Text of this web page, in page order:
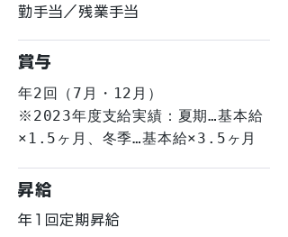
勤手当／残業手当
賞与
年2回（7月・12月）
※2023年度支給実績：夏期…基本給
×1.5ヶ月、冬季…基本給×3.5ヶ月
昇給
年1回定期昇給